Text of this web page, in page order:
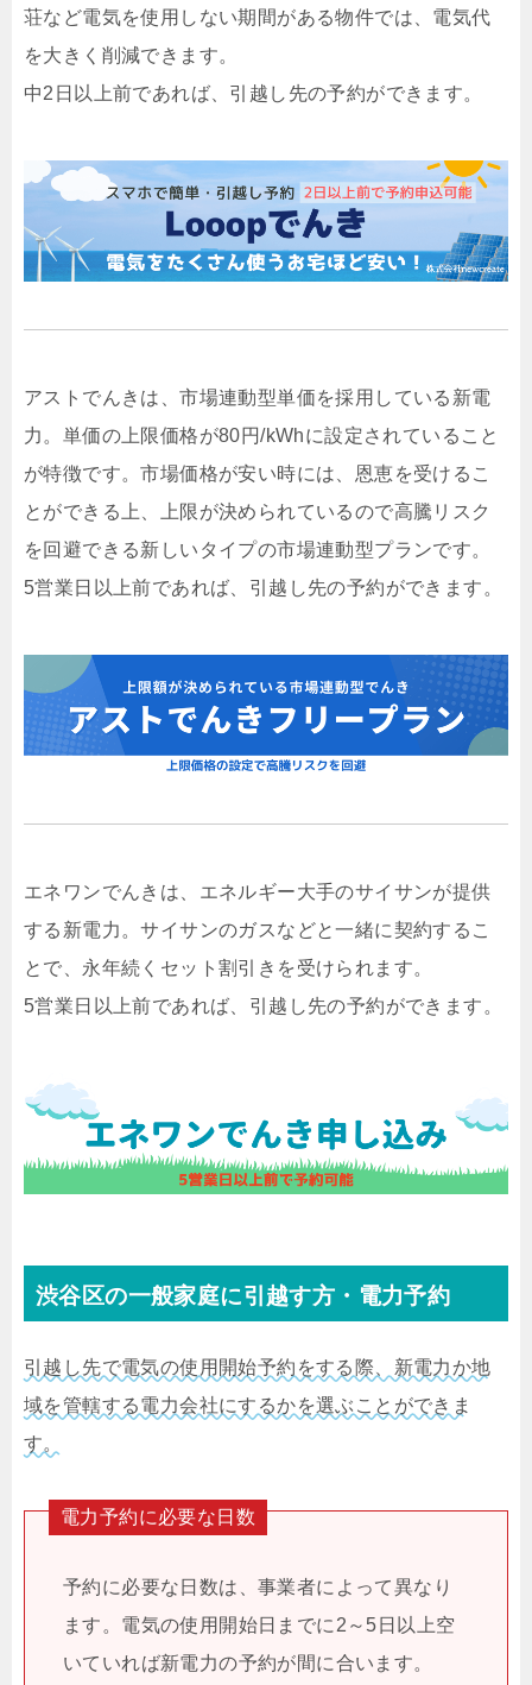
荘など電気を使用しない期間がある物件では、電気代
を大きく削減できます。
中2日以上前であれば、引越し先の予約ができます。
アストでんきは、市場連動型単価を採用している新電
力。単価の上限価格が80円/kWhに設定されていること
が特徴です。市場価格が安い時には、恩恵を受けるこ
とができる上、上限が決められているので高騰リスク
を回避できる新しいタイプの市場連動型プランです。
5営業日以上前であれば、引越し先の予約ができます。
エネワンでんきは、エネルギー大手のサイサンが提供
する新電力。サイサンのガスなどと一緒に契約するこ
とで、永年続くセット割引きを受けられます。
5営業日以上前であれば、引越し先の予約ができます。
渋谷区の一般家庭に引越す方・電力予約
引越し先で電気の使用開始予約をする際、新電力か地
域を管轄する電力会社にするかを選ぶことができま
す。
電力予約に必要な日数
予約に必要な日数は、事業者によって異なり
ます。電気の使用開始日までに2～5日以上空
いていれば新電力の予約が間に合います。